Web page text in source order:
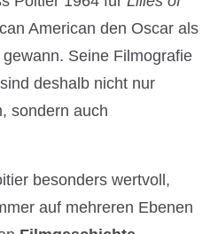
American den Oscar als
Seine Filmografie
deshalb nicht nur
sondern auch
besonders wertvoll,
auf mehreren Ebenen